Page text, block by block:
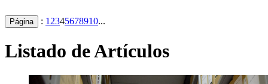
Página : 1 2345678910...
Listado de Artículos